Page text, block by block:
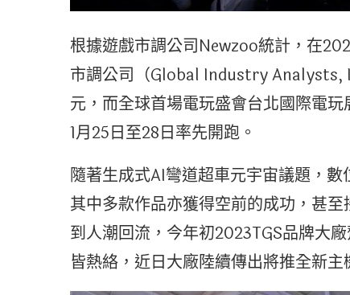
根據遊戲市調公司Newzoo統計，在
市調公司（Global Industry Analysts,
元，而全球首場電玩盛會台北國際電
1月25日至28日率先開跑。
隨著生成式AI彎道超車元宇宙議題，
其中多款作品亦獲得空前的成功，甚
到人潮回流，今年初2023TGS品牌大
皆熱絡，近日大廠陸續傳出將推全新